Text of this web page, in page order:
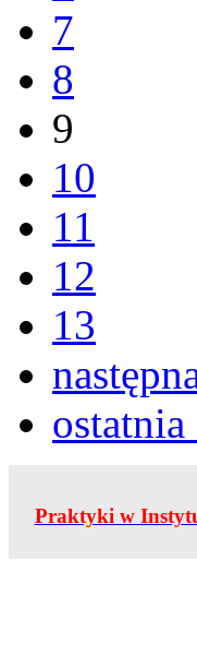
7
8
9
10
11
12
13
ostatnia
Praktyki w